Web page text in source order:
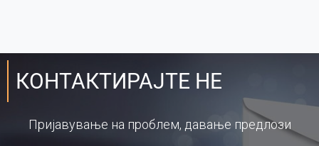
КОНТАКТИРАЈТЕ НЕ
Пријавување на проблем, давање предлози